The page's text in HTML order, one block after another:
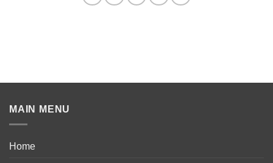
MAIN MENU
Home